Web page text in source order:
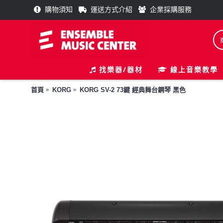
購物須知 運送方式介紹 企業採購服務
找樂器/器材 線上音樂教學
首頁 KORG KORG SV-2 73鍵 經典舞台鋼琴 黑色